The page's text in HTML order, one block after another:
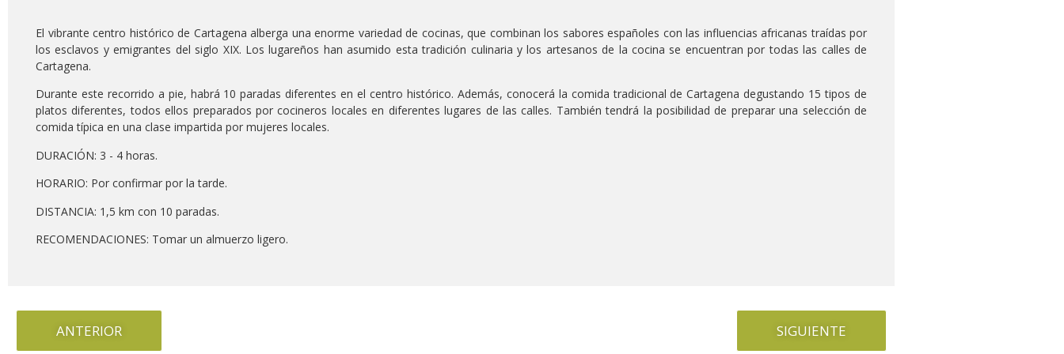
El vibrante centro histórico de Cartagena alberga una enorme variedad de cocinas, que combinan los sabores españoles con las influencias africanas traídas por
los esclavos y emigrantes del siglo XIX. Los lugareños han asumido esta tradición culinaria y los artesanos de la cocina se encuentran por todas las calles de
Cartagena.
Durante este recorrido a pie, habrá 10 paradas diferentes en el centro histórico. Además, conocerá la comida tradicional de Cartagena degustando 15 tipos de
platos diferentes, todos ellos preparados por cocineros locales en diferentes lugares de las calles. También tendrá la posibilidad de preparar una selección de
comida típica en una clase impartida por mujeres locales.
DURACIÓN: 3 - 4 horas.
HORARIO: Por confirmar por la tarde.
DISTANCIA: 1,5 km con 10 paradas.
RECOMENDACIONES: Tomar un almuerzo ligero.
ANTERIOR SIGUIENTE